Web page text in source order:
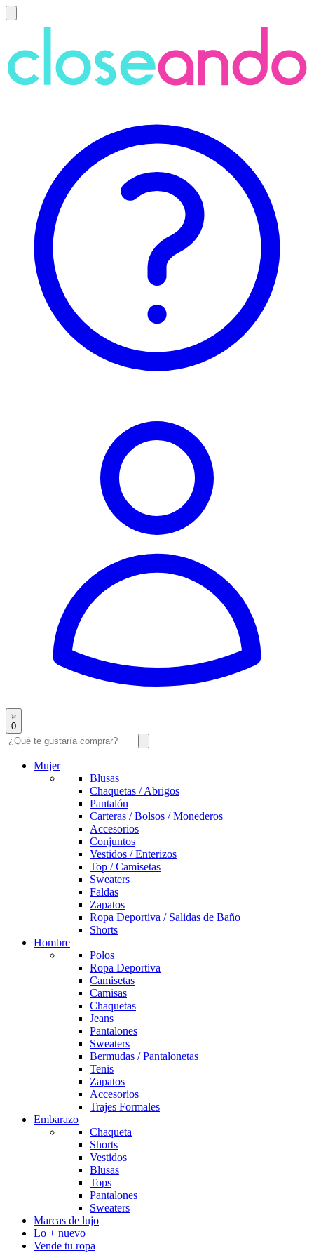
0
Mujer
Blusas
Chaquetas / Abrigos
Pantalón
Carteras / Bolsos / Monederos
Accesorios
Conjuntos
Vestidos / Enterizos
Top / Camisetas
Sweaters
Faldas
Zapatos
Ropa Deportiva / Salidas de Baño
Shorts
Hombre
Polos
Ropa Deportiva
Camisetas
Camisas
Chaquetas
Jeans
Pantalones
Sweaters
Bermudas / Pantalonetas
Tenis
Zapatos
Accesorios
Trajes Formales
Embarazo
Chaqueta
Shorts
Vestidos
Blusas
Tops
Pantalones
Sweaters
Marcas de lujo
Lo + nuevo
Vende tu ropa